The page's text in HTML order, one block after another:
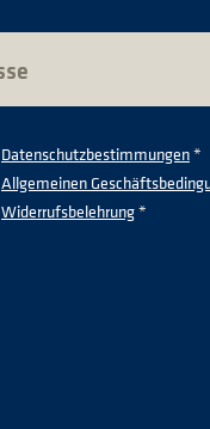
Datenschutzbestimmungen*
Allgemeinen
Widerrufsbelehrung*